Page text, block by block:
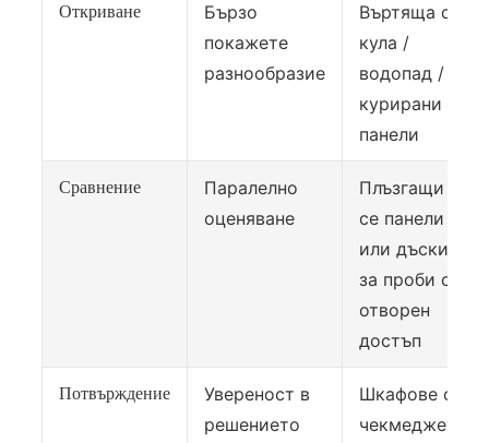
Откриване
Бързо
покажете
разнообразие
Въртяща се
кула /
водопад /
курирани
панели
Сравнение
Паралелно
оценяване
Плъзгащи
се панели
или дъски
за проби с
отворен
достъп
Потвърждение
Увереност в
решението
Шкафове с
чекмеджета